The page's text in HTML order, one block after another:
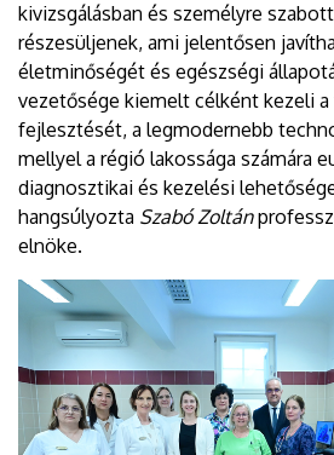
kivizsgálásban és személyre
részesüljenek, ami jelentősen
életminőségét és egészségi
vezetősége kiemelt célként kezeli
fejlesztését, a legmodernebb
mellyel a régió lakossága számára
diagnosztikai és kezelési
hangsúlyozta Szabó Zoltán
elnöke.